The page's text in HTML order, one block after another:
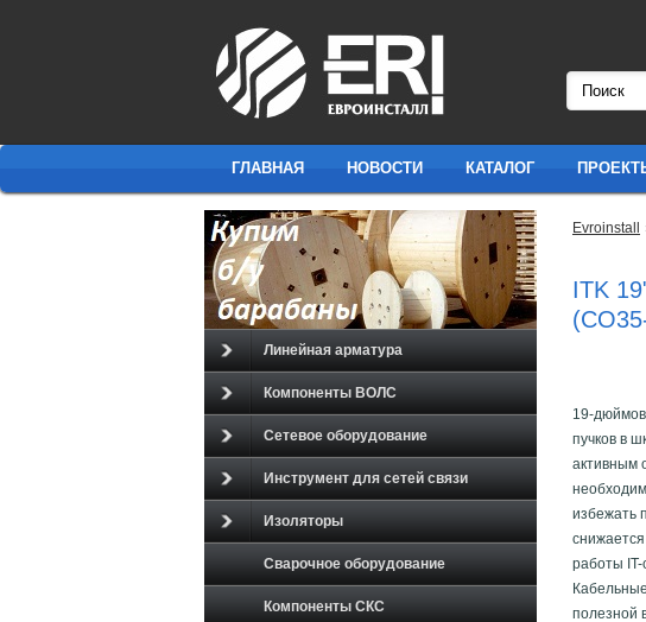
ГЛАВНАЯ НОВОСТИ КАТАЛОГ
Evroinstall
ITK
19-
пучков в
активным
избежать
работы
полезной
Линейная арматура
Компоненты ВОЛС
Сетевое оборудование
Инструмент для сетей связи
Изоляторы
Сварочное оборудование
Компоненты СКС